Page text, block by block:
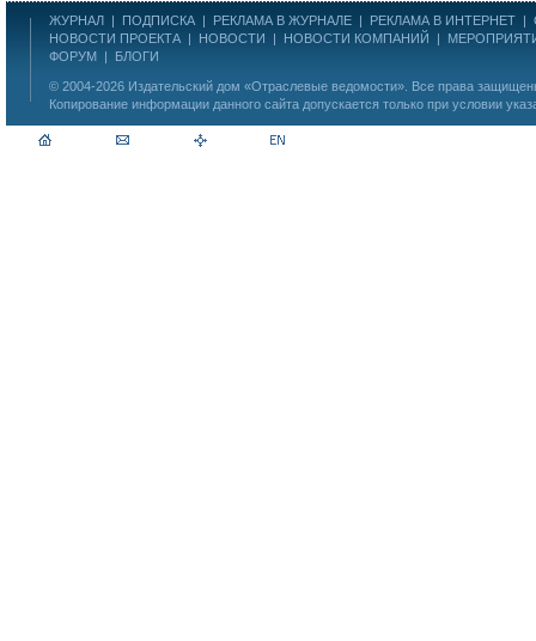
ЖУРНАЛ | ПОДПИСКА | РЕКЛАМА В ЖУРНАЛЕ | РЕКЛАМА В ИНТЕРНЕТ |
НОВОСТИ ПРОЕКТА | НОВОСТИ | НОВОСТИ КОМПАНИЙ |
ФОРУМ | БЛОГИ
© 2004-2026 Издательский дом «Отраслевые ведомости» . Все права
Копирование информации данного сайта допускается только при условии